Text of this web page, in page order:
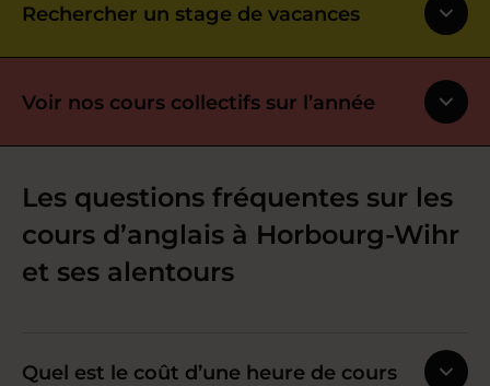
Rechercher un stage de vacances
Voir nos cours collectifs sur l’année
Les questions fréquentes sur les
cours d’anglais à Horbourg-Wihr
et ses alentours
Quel est le coût d’une heure de cours